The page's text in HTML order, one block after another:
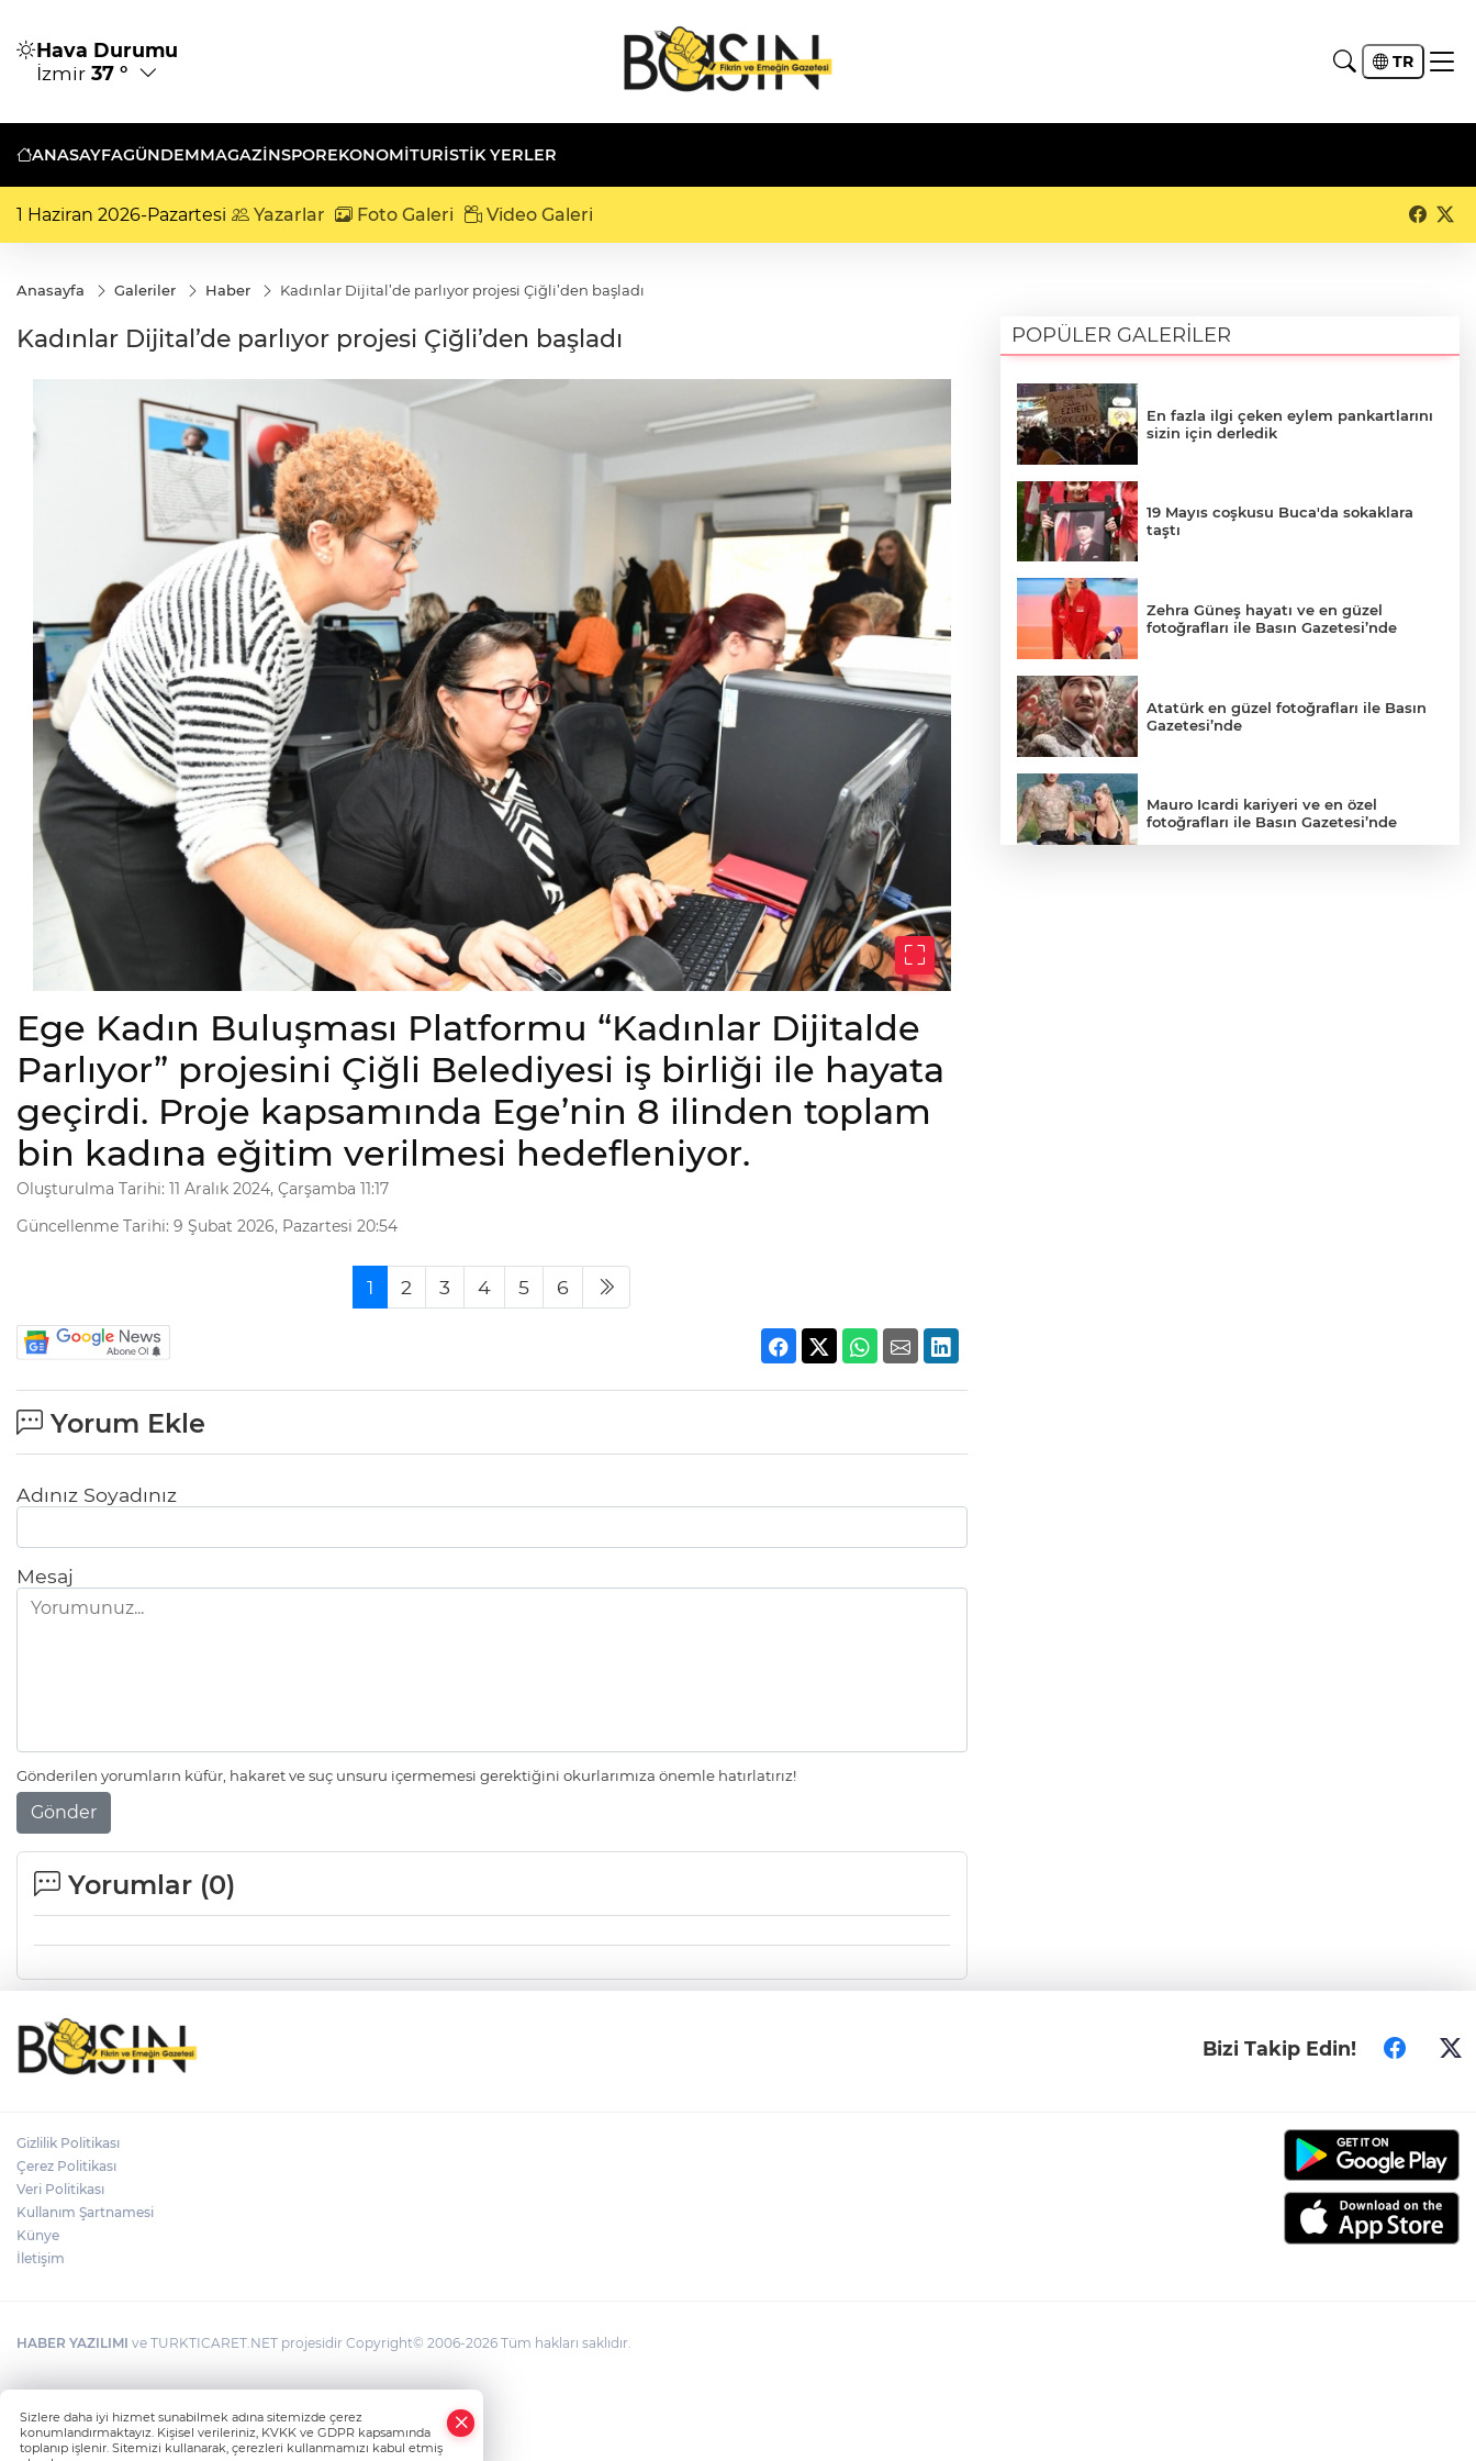
Hava Durumu
İzmir 37 ° TR
ANASAYFAGÜNDEMMAGAZİNSPOREKONOMİTURISTIK YERLER
1 Haziran 2026-Pazartesi Yazarlar Foto Galeri Video Galeri
Anasayfa Galeriler Haber Kadınlar Dijital’de parlıyor projesi Çiğli’den başladı
Kadınlar Dijital’de parlıyor projesi Çiğli’den başladı
Ege Kadın Buluşması Platformu “Kadınlar Dijitalde
Parlıyor” projesini Çiğli Belediyesi iş birliği ile hayata
geçirdi. Proje kapsamında Ege’nin 8 ilinden toplam
bin kadına eğitim verilmesi hedefleniyor.
Oluşturulma Tarihi: 11 Aralık 2024, Çarşamba 11:17
Güncellenme Tarihi: 9 Şubat 2026, Pazartesi 20:54
1 2 3 4 5 6
POPÜLER GALERİLER
En fazla ilgi çeken eylem pankartlarını
sizin için derledik
19 Mayıs coşkusu Buca'da sokaklara
taştı
Zehra Güneş hayatı ve en güzel
fotoğrafları ile Basın Gazetesi’nde
Atatürk en güzel fotoğrafları ile Basın
Gazetesi’nde
Mauro Icardi kariyeri ve en özel
fotoğrafları ile Basın Gazetesi’nde
Yorum Ekle
Adınız Soyadınız
Mesaj
Gönderilen yorumların küfür, hakaret ve suç unsuru içermemesi gerektiğini okurlarımıza önemle hatırlatırız!
Gönder
Yorumlar (0)
Bizi Takip Edin!
Gizlilik Politikası
Çerez Politikası
Veri Politikası
Kullanım Şartnamesi
Künye
İletişim
HABER YAZILIMI ve TURKTICARET.NET projesidir Copyright© 2006-2026 Tüm hakları saklıdır.
Sizlere daha iyi hizmet sunabilmek adına sitemizde çerez
konumlandırmaktayız. Kişisel verileriniz, KVKK ve GDPR kapsamında
toplanıp işlenir. Sitemizi kullanarak, çerezleri kullanmamızı kabul etmiş